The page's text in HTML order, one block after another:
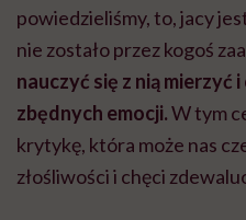
powiedzieliśmy, to, jacy
nie zostało przez kogoś
nauczyć się z nią mierzyć
zbędnych emocji.W tym
krytykę, która może nas
złośliwości i chęci